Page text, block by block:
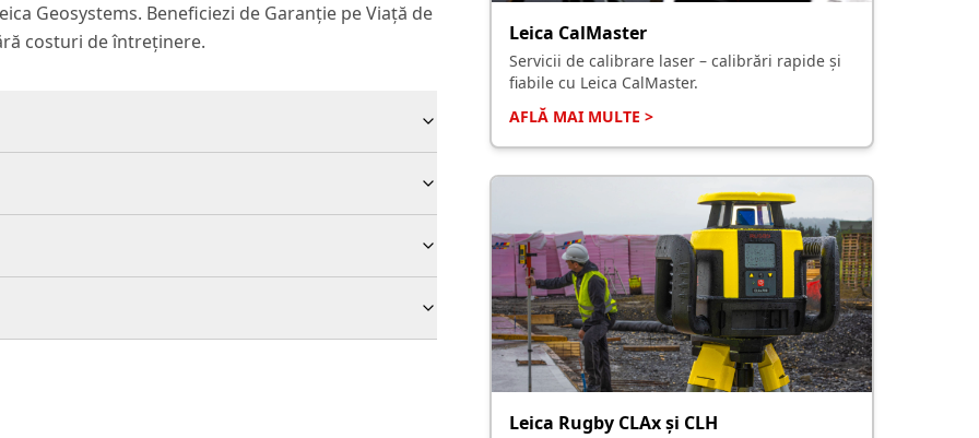
Geosystems. Beneficiezi de Garanție pe Viață de
costuri de întreținere.
Leica CalMaster
Servicii de calibrare laser – calibrări rapide și
fiabile cu Leica CalMaster.
AFLĂ MAI MULTE >
Leica Rugby CLAx și CLH